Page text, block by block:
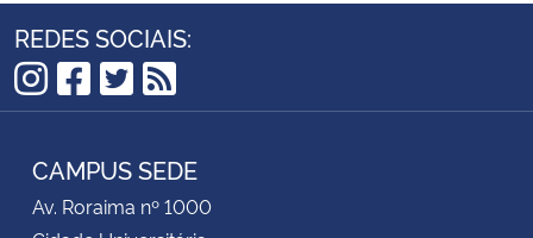
REDES SOCIAIS:
Instagram
Facebook
Twitter
RSS
CAMPUS SEDE
Av. Roraima nº 1000